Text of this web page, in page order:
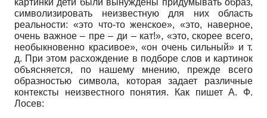
картинки дети были вынуждены придумывать образ,
символизировать неизвестную для них область
реальности: «это что-то женское», «это, наверное,
очень важное – пре – ди – кат!», «это, скорее всего,
необыкновенно красивое», «он очень сильный» и т.
д. При этом расхождение в подборе слов и картинок
объясняется, по нашему мнению, прежде всего
образностью символа, которая задает различные
контексты неизвестного понятия. Как пишет А. Ф.
Лосев: